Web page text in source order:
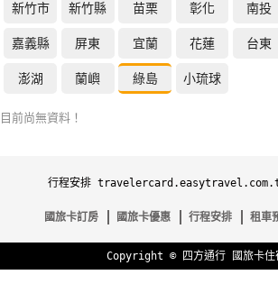
全
租
新竹市 新竹縣 苗栗 彰化 南投
嘉義縣 屏東 宜蘭 花蓮 台東
澎湖 蘭嶼 綠島 小琉球
目前尚無資料！
行程安排
國旅卡訂房 國旅卡優惠 行程安排 租車
Copyright © 四方通行 國旅卡住